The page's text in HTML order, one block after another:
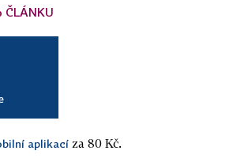
ČLÁNKU
aplikací za 80 Kč.